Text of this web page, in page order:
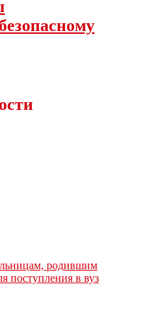
родившим
поступления в вуз